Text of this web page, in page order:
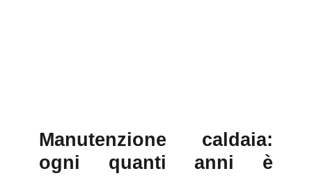
Manutenzione caldaia:
ogni quanti anni è